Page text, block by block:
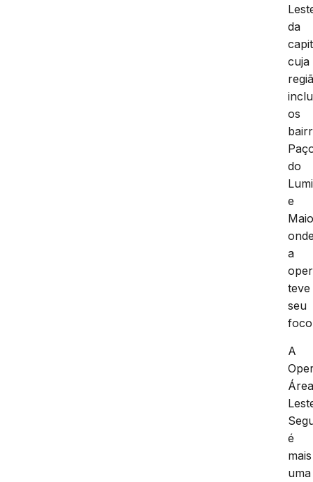
da
cuja
os
do
e
a
teve
seu
A
é
mais
uma